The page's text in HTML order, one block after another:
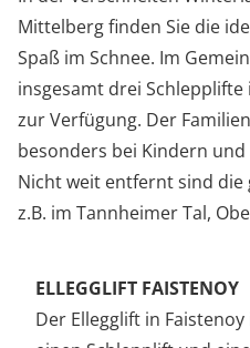
Mittelberg finden Sie die
Spaß im Schnee. Im
insgesamt drei
zur Verfügung. Der
besonders bei Kindern
Nicht weit entfernt sind
z.B. im Tannheimer Tal,
ELLEGGLIFT FAISTENOY
Der Ellegglift in